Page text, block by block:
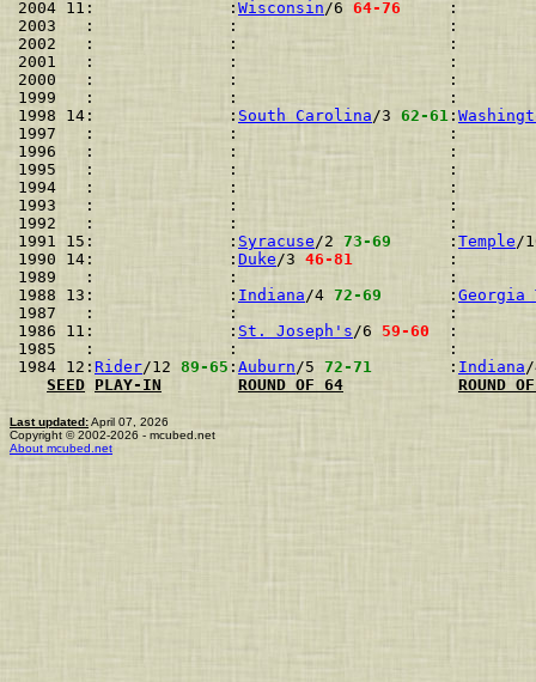
2004 11:              : Wisconsin/6 64-76
:
2003   :              :                      :
2002   :              :                      :
2001   :              :                      :
2000   :              :                      :
1999   :              :                      :
1998 14:              : South Carolina/3 62-61 :
1997   :              :                      :
1996   :              :                      :
1995   :              :                      :
1994   :              :                      :
1993   :              :                      :
1992   :              :                      :
1991 15:              : Syracuse/2 73-69
      :
Temple/
1990 14:              : Duke/3 46-81
:
1989   :              :                      :
1988 13:              : Indiana/4 72-69
       :
Georgia
1987   :              :                      :
1986 11:              : St. Joseph's/6 59-60
:
1985   :              :                      :
1984 12: Rider/12 89-65 : Auburn/5 72-71
        :
Indiana
SEED PLAY-IN ROUND OF 64 ROUND
Last updated:April 07, 2026
Copyright © 2002-2026 - mcubed.net
About mcubed.net